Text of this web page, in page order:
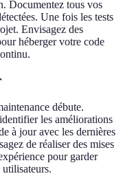
Documentez tous vos
Une fois les tests
Envisagez des
héberger votre code
débute.
les améliorations
à jour avec les dernières
de réaliser des mises
pour garder
utilisateurs.